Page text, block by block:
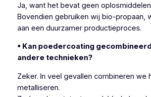
Ja, want het bevat geen
Bovendien gebruiken wij bio-propaan,
aan een duurzamer productieproces.
• Kan poedercoating
andere technieken?
Zeker. In veel gevallen combineren we
metalliseren.